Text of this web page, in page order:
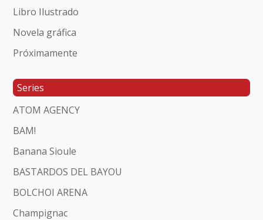
Libro Ilustrado
Novela gráfica
Próximamente
Series
ATOM AGENCY
BAM!
Banana Sioule
BASTARDOS DEL BAYOU
BOLCHOI ARENA
Champignac